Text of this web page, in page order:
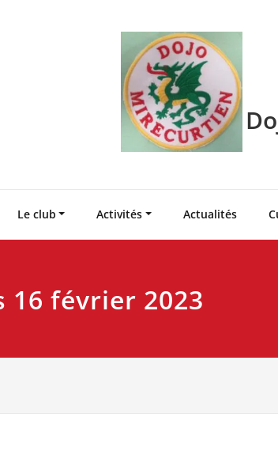
Le club Activités Actualités
16 février 2023